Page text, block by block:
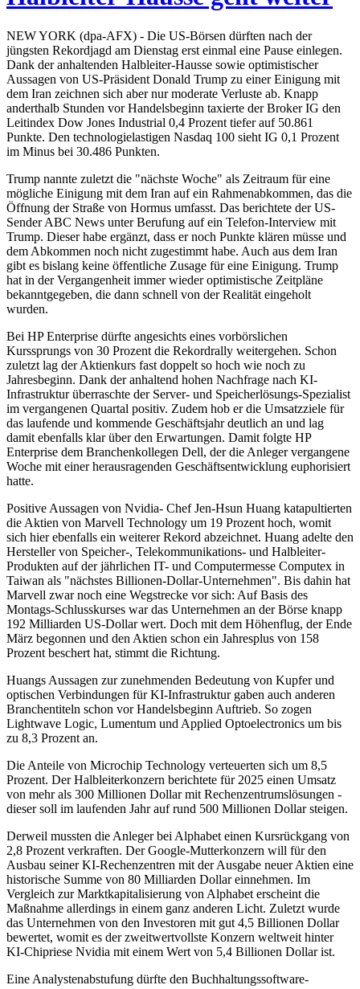
NEW YORK (dpa-AFX) - Die US-Börsen dürften nach der
jüngsten Rekordjagd am Dienstag erst einmal eine Pause einlegen.
Dank der anhaltenden Halbleiter-Hausse sowie optimistischer
Aussagen von US-Präsident Donald Trump zu einer Einigung mit
dem Iran zeichnen sich aber nur moderate Verluste ab. Knapp
anderthalb Stunden vor Handelsbeginn taxierte der Broker IG den
Leitindex Dow Jones Industrial 0,4 Prozent tiefer auf 50.861
Punkte. Den technologielastigen Nasdaq 100 sieht IG 0,1 Prozent
im Minus bei 30.486 Punkten.
Trump nannte zuletzt die "nächste Woche" als Zeitraum für eine
mögliche Einigung mit dem Iran auf ein Rahmenabkommen, das die
Öffnung der Straße von Hormus umfasst. Das berichtete der US-
Sender ABC News unter Berufung auf ein Telefon-Interview mit
Trump. Dieser habe ergänzt, dass er noch Punkte klären müsse und
dem Abkommen noch nicht zugestimmt habe. Auch aus dem Iran
gibt es bislang keine öffentliche Zusage für eine Einigung. Trump
hat in der Vergangenheit immer wieder optimistische Zeitpläne
bekanntgegeben, die dann schnell von der Realität eingeholt
wurden.
Bei HP Enterprise dürfte angesichts eines vorbörslichen
Kurssprungs von 30 Prozent die Rekordrally weitergehen. Schon
zuletzt lag der Aktienkurs fast doppelt so hoch wie noch zu
Jahresbeginn. Dank der anhaltend hohen Nachfrage nach KI-
Infrastruktur überraschte der Server- und Speicherlösungs-Spezialist
im vergangenen Quartal positiv. Zudem hob er die Umsatzziele für
das laufende und kommende Geschäftsjahr deutlich an und lag
damit ebenfalls klar über den Erwartungen. Damit folgte HP
Enterprise dem Branchenkollegen Dell, der die Anleger vergangene
Woche mit einer herausragenden Geschäftsentwicklung euphorisiert
hatte.
Positive Aussagen von Nvidia- Chef Jen-Hsun Huang katapultierten
die Aktien von Marvell Technology um 19 Prozent hoch, womit
sich hier ebenfalls ein weiterer Rekord abzeichnet. Huang adelte den
Hersteller von Speicher-, Telekommunikations- und Halbleiter-
Produkten auf der jährlichen IT- und Computermesse Computex in
Taiwan als "nächstes Billionen-Dollar-Unternehmen". Bis dahin hat
Marvell zwar noch eine Wegstrecke vor sich: Auf Basis des
Montags-Schlusskurses war das Unternehmen an der Börse knapp
192 Milliarden US-Dollar wert. Doch mit dem Höhenflug, der Ende
März begonnen und den Aktien schon ein Jahresplus von 158
Prozent beschert hat, stimmt die Richtung.
Huangs Aussagen zur zunehmenden Bedeutung von Kupfer und
optischen Verbindungen für KI-Infrastruktur gaben auch anderen
Branchentiteln schon vor Handelsbeginn Auftrieb. So zogen
Lightwave Logic, Lumentum und Applied Optoelectronics um bis
zu 8,3 Prozent an.
Die Anteile von Microchip Technology verteuerten sich um 8,5
Prozent. Der Halbleiterkonzern berichtete für 2025 einen Umsatz
von mehr als 300 Millionen Dollar mit Rechenzentrumslösungen -
dieser soll im laufenden Jahr auf rund 500 Millionen Dollar steigen.
Derweil mussten die Anleger bei Alphabet einen Kursrückgang von
2,8 Prozent verkraften. Der Google-Mutterkonzern will für den
Ausbau seiner KI-Rechenzentren mit der Ausgabe neuer Aktien eine
historische Summe von 80 Milliarden Dollar einnehmen. Im
Vergleich zur Marktkapitalisierung von Alphabet erscheint die
Maßnahme allerdings in einem ganz anderen Licht. Zuletzt wurde
das Unternehmen von den Investoren mit gut 4,5 Billionen Dollar
bewertet, womit es der zweitwertvollste Konzern weltweit hinter
KI-Chipriese Nvidia mit einem Wert von 5,4 Billionen Dollar ist.
Eine Analystenabstufung dürfte den Buchhaltungssoftware-